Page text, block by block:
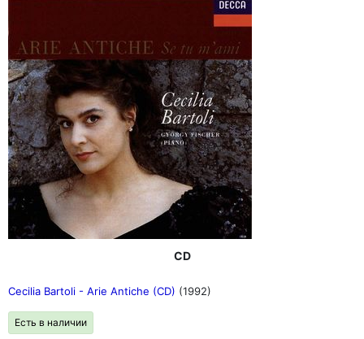
CD
Cecilia Bartoli - Arie Antiche (CD) (1992)
Есть в наличии